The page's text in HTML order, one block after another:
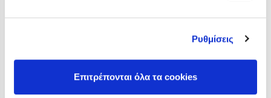
Ρυθμίσεις
Επιτρέπονται όλα τα cookies
Ο Κώστας Κρομμύδας στο Παλαιοχώρι Καλαμπάκας
Ο Κώστας Κρομμύδας και η Μαρίνα Γιώτη στη Νικήτη
Ο Στέφανος Ξενάκης στη Χίο